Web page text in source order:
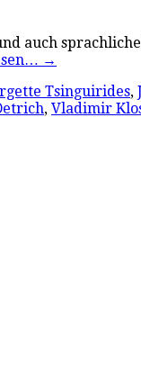
auch
→
Tsinguirides,
, Vladimir